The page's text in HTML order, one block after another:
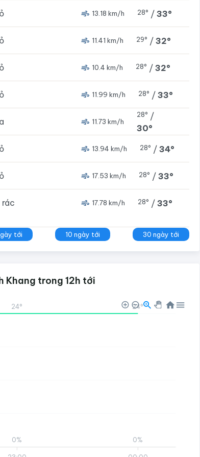
13.18 km/h 28° / 33°
11.41 km/h 29° / 32°
10.4 km/h 28° / 32°
11.99 km/h 28° / 33°
11.73 km/h
28° /
30°
13.94 km/h 28° / 34°
17.53 km/h 28° / 33°
rác 17.78 km/h 28° / 33°
tới 10 ngày tới 30 ngày tới
Khang trong 12h tới
0% 0%
24° 24°